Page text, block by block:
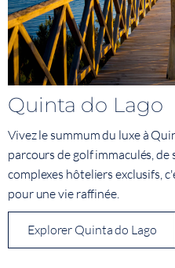
Quinta do Lago
Vivez le summum du luxe à
parcours de golf immaculés,
complexes hôteliers exclusifs,
pour une vie raffinée.
Explorer Quinta do Lago